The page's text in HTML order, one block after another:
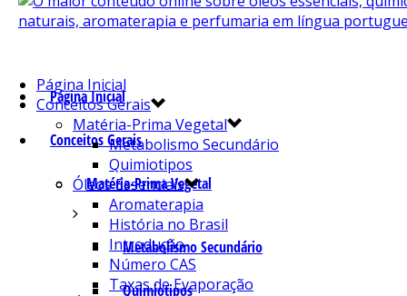
Página Inicial
Conceitos Gerais
Matéria-Prima Vegetal
Metabolismo Secundário
Quimiotipos
Página Inicial
Conceitos Gerais
Matéria-Prima Vegetal
Metabolismo Secundário
Quimiotipos
Óleos Essenciais
Aromaterapia
História no Brasil
Introdução
Número CAS
Taxas de Evaporação